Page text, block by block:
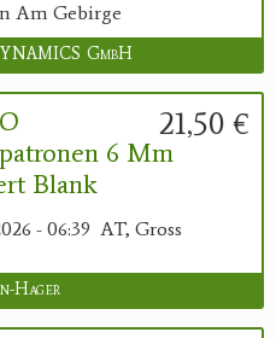
Am Gebirge
GmbH
21,50 €
6 Mm
Blank
- 06:39 AT, Gross
Hager